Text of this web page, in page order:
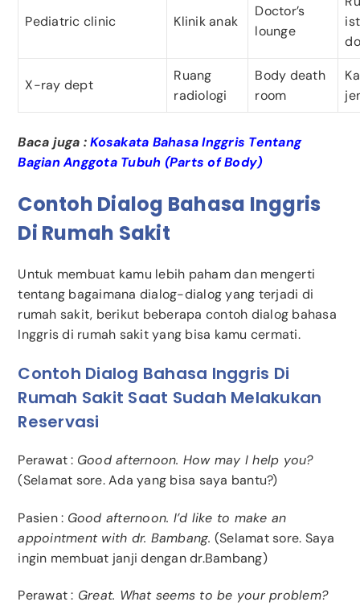
Pediatric clinic Klinik anak
Doctor’s
lounge
X-ray dept
Ruang
radiologi
Body death
room
Baca juga :Kosakata Bahasa Inggris Tentang
Bagian Anggota Tubuh (Parts of Body)
Contoh Dialog Bahasa Inggris
Di Rumah Sakit
Untuk membuat kamu lebih paham dan mengerti
tentang bagaimana dialog-dialog yang terjadi di
rumah sakit, berikut beberapa contoh dialog bahasa
Inggris di rumah sakit yang bisa kamu cermati.
Contoh Dialog Bahasa Inggris Di
Rumah Sakit Saat Sudah Melakukan
Reservasi
Perawat : Good afternoon. How may I help you?
(Selamat sore. Ada yang bisa saya bantu?)
Pasien : Good afternoon. I’d like to make an
appointment with dr. Bambang. (Selamat sore. Saya
ingin membuat janji dengan dr.Bambang)
Perawat : Great. What seems to be your problem?